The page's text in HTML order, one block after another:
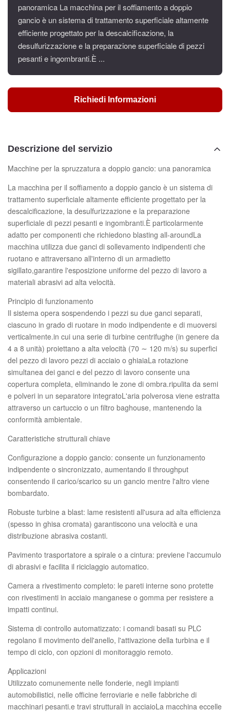
panoramica La macchina per il soffiamento a doppio
gancio è un sistema di trattamento superficiale altamente
efficiente progettato per la descalcificazione, la
desulfurizzazione e la preparazione superficiale di pezzi
pesanti e ingombranti.È ...
Richiedi Informazioni
Descrizione del servizio
Macchine per la spruzzatura a doppio gancio: una panoramica
La macchina per il soffiamento a doppio gancio è un sistema di
trattamento superficiale altamente efficiente progettato per la
descalcificazione, la desulfurizzazione e la preparazione
superficiale di pezzi pesanti e ingombranti.È particolarmente
adatto per componenti che richiedono blasting all-aroundLa
macchina utilizza due ganci di sollevamento indipendenti che
ruotano e attraversano all'interno di un armadietto
sigillato,garantire l'esposizione uniforme del pezzo di lavoro a
materiali abrasivi ad alta velocità.
Principio di funzionamento
Il sistema opera sospendendo i pezzi su due ganci separati,
ciascuno in grado di ruotare in modo indipendente e di muoversi
verticalmente.in cui una serie di turbine centrifughe (in genere da
4 a 8 unità) proiettano a alta velocità (70 ∼ 120 m/s) su superfici
del pezzo di lavoro pezzi di acciaio o ghiaiaLa rotazione
simultanea dei ganci e del pezzo di lavoro consente una
copertura completa, eliminando le zone di ombra.ripulita da semi
e polveri in un separatore integratoL'aria polverosa viene estratta
attraverso un cartuccio o un filtro baghouse, mantenendo la
conformità ambientale.
Caratteristiche strutturali chiave
Configurazione a doppio gancio: consente un funzionamento
indipendente o sincronizzato, aumentando il throughput
consentendo il carico/scarico su un gancio mentre l'altro viene
bombardato.
Robuste turbine a blast: lame resistenti all'usura ad alta efficienza
(spesso in ghisa cromata) garantiscono una velocità e una
distribuzione abrasiva costanti.
Pavimento trasportatore a spirale o a cintura: previene l'accumulo
di abrasivi e facilita il riciclaggio automatico.
Camera a rivestimento completo: le pareti interne sono protette
con rivestimenti in acciaio manganese o gomma per resistere a
impatti continui.
Sistema di controllo automatizzato: i comandi basati su PLC
regolano il movimento dell'anello, l'attivazione della turbina e il
tempo di ciclo, con opzioni di monitoraggio remoto.
Applicazioni
Utilizzato comunemente nelle fonderie, negli impianti
automobilistici, nelle officine ferroviarie e nelle fabbriche di
macchinari pesanti.e travi strutturali in acciaioLa macchina eccelle